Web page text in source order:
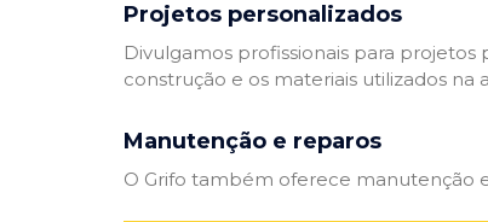
Projetos personalizados
Divulgamos profissionais para
construção e os materiais utilizados na
Manutenção e reparos
O Grifo também oferece manutenção